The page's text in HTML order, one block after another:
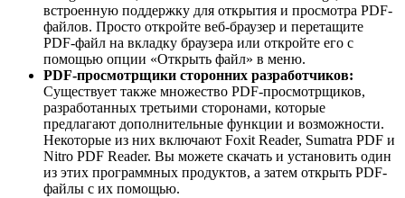
встроенную поддержку для открытия и просмотра PDF-
файлов. Просто откройте веб-браузер и перетащите
PDF-файл на вкладку браузера или откройте его с
помощью опции «Открыть файл» в меню.
PDF-просмотрщики сторонних разработчиков:
Существует также множество PDF-просмотрщиков,
разработанных третьими сторонами, которые
предлагают дополнительные функции и возможности.
Некоторые из них включают Foxit Reader, Sumatra PDF и
Nitro PDF Reader. Вы можете скачать и установить один
из этих программных продуктов, а затем открыть PDF-
файлы с их помощью.